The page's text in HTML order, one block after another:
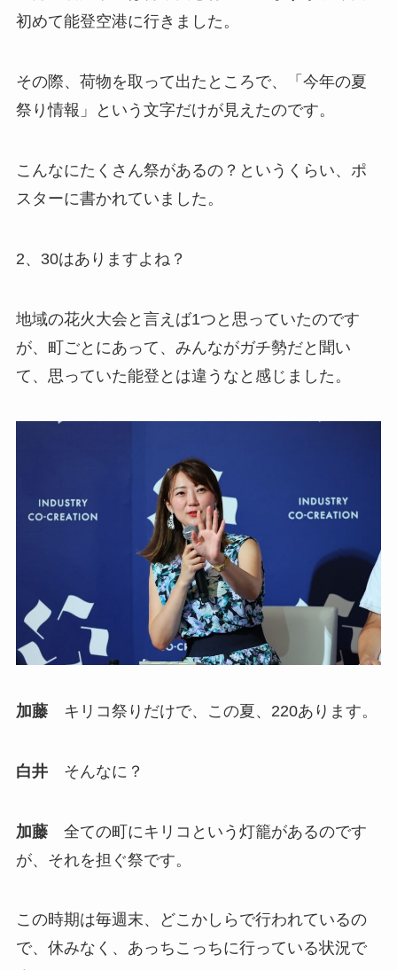
初めて能登空港に行きました。
その際、荷物を取って出たところで、「今年の夏
祭り情報」という文字だけが見えたのです。
こんなにたくさん祭があるの？というくらい、ポ
スターに書かれていました。
2、30はありますよね？
地域の花火大会と言えば1つと思っていたのです
が、町ごとにあって、みんながガチ勢だと聞い
て、思っていた能登とは違うなと感じました。
加藤キリコ祭りだけで、この夏、220あります。
白井そんなに？
加藤全ての町にキリコという灯籠があるのです
が、それを担ぐ祭です。
この時期は毎週末、どこかしらで行われているの
で、休みなく、あっちこっちに行っている状況で